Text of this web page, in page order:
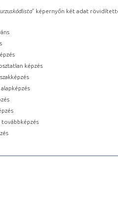
” képernyőn két adat
képzés
továbbképzés